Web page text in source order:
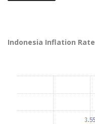
Indonesia Inflation Rate